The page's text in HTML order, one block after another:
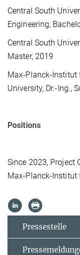
Central South
Engineering,
Central South
Master, 2019
Max-Planck-Institut
University, Dr.-Ing.,
Positions
Since 2023, Project
Max-Planck-Institut
Pressestelle